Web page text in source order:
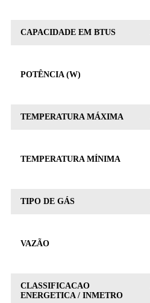
CAPACIDADE EM BTUS
POTÊNCIA (W)
TEMPERATURA MÁXIMA
TEMPERATURA MÍNIMA
TIPO DE GÁS
VAZÃO
CLASSIFICACAO
ENERGETICA / INMETRO